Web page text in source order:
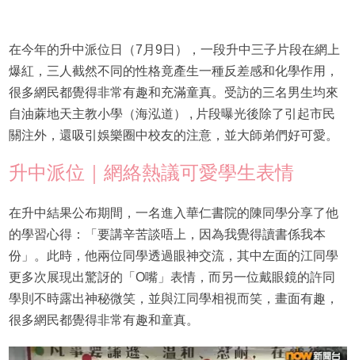
在今年的升中派位日（7月9日），一段升中三子片段在網上
爆紅，三人截然不同的性格竟產生一種反差感和化學作用，
很多網民都覺得非常有趣和充滿童真。受訪的三名男生均來
自油蔴地天主教小學（海泓道） , 片段曝光後除了引起市民
關注外，還吸引娛樂圈中校友的注意，並大師弟們好可愛。
升中派位｜網絡熱議可愛學生表情
在升中結果公布期間，一名進入華仁書院的陳同學分享了他
的學習心得：「要講辛苦談唔上，因為我覺得讀書係我本
份」。此時，他兩位同學透過眼神交流，其中左面的江同學
更多次展現出驚訝的「O嘴」表情，而另一位戴眼鏡的許同
學則不時露出神秘微笑，並與江同學相視而笑，畫面有趣，
很多網民都覺得非常有趣和童真。